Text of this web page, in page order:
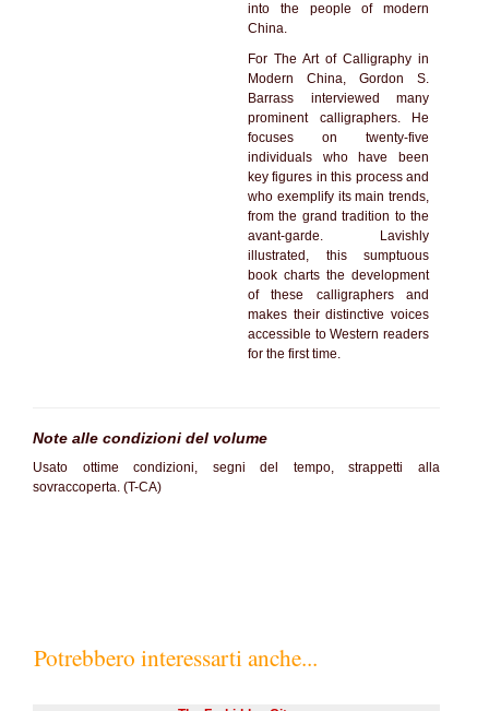
into the people of modern
China.
For The Art of Calligraphy in
Modern China, Gordon S.
Barrass interviewed many
prominent calligraphers. He
focuses on twenty-five
individuals who have been
key figures in this process and
who exemplify its main trends,
from the grand tradition to the
avant-garde. Lavishly
illustrated, this sumptuous
book charts the development
of these calligraphers and
makes their distinctive voices
accessible to Western readers
for the first time.
Note alle condizioni del volume
Usato ottime condizioni, segni del tempo, strappetti alla
sovraccoperta. (T-CA)
Potrebbero interessarti anche...